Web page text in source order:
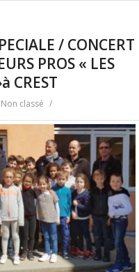
/
PROS « LES
CREST
Non classé /